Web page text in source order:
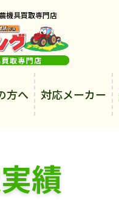
機具買取専門店
方へ 対応メーカー
績